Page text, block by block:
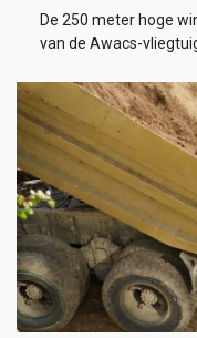
De 250 meter hoge
van de Awacs-